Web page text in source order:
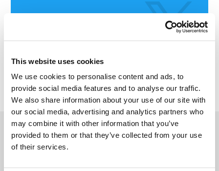
This website uses cookies
We use cookies to personalise content and ads, to
provide social media features and to analyse our traffic.
We also share information about your use of our site with
our social media, advertising and analytics partners who
may combine it with other information that you’ve
provided to them or that they’ve collected from your use
of their services.
VIDEO